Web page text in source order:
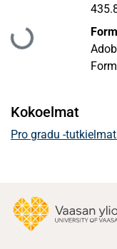
Ladataan...
Kokoelmat
Pro gradu -